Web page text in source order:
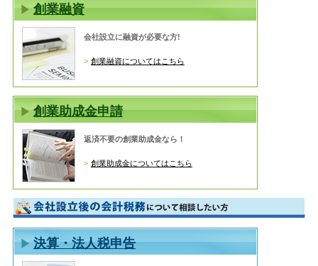
創業融資
会社設立に融資が必要な方!
創業融資についてはこちら
創業助成金申請
返済不要の創業助成金なら！
創業助成金についてはこちら
決算・法人税申告